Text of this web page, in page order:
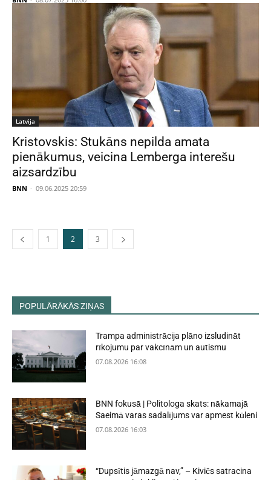
Latvija
Kristovskis: Stukāns nepilda amata
pienākumus, veicina Lemberga interešu
aizsardzību
BNN - 09.06.2025 20:59
1 2 3
POPULĀRĀKĀS ZIŅAS
Trampa administrācija plāno izsludināt
rīkojumu par vakcīnām un autismu
07.08.2026 16:08
BNN fokusā | Politologa skats: nākamajā
Saeimā varas sadalījums var apmest kūleni
07.08.2026 16:03
“Dupsītis jāmazgā nav,” – Kivičs satracina